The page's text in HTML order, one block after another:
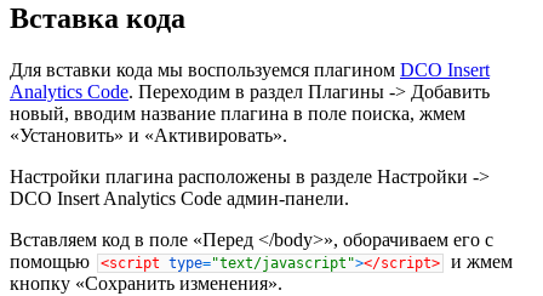
Вставка кода
Для вставки кода мы воспользуемся плагином DCO Insert
Analytics Code. Переходим в раздел Плагины -> Добавить
новый, вводим название плагина в поле поиска, жмем
«Установить» и «Активировать».
Настройки плагина расположены в разделе Настройки ->
DCO Insert Analytics Code админ-панели.
Вставляем код в поле «Перед </body>», оборачиваем его с
помощью
<script type="text/javascript"></script>
и жмем
кнопку «Сохранить изменения».